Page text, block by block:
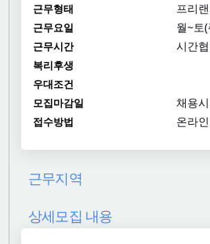
근무형태 프리
근무요일 월~토
근무시간 시간
복리후생
우대조건
모집마감일
채용
접수방법 온라
근무지역
상세모집 내용